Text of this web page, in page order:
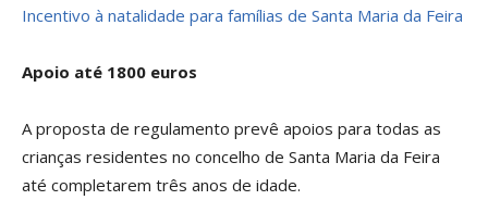
Incentivo à natalidade para famílias de Santa Maria da Feira
Apoio até 1800 euros
A proposta de regulamento prevê apoios para todas as
crianças residentes no concelho de Santa Maria da Feira
até completarem três anos de idade.